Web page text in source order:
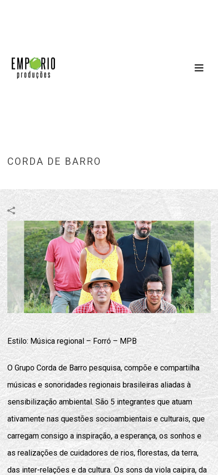
CORDA DE BARRO
Estilo: Música regional – Forró – MPB
O Grupo Corda de Barro pesquisa, compõe e compartilha
músicas e sonoridades regionais brasileiras aliadas à
sensibilização ambiental. São 5 integrantes que atuam
ativamente nas questões socioambientais e culturais, que
carregam consigo a inspiração, a esperança, os sonhos e
as realizações de cuidadores de rios, florestas, da terra,
das inter-relações e da cultura. Os sons da viola caipira, da